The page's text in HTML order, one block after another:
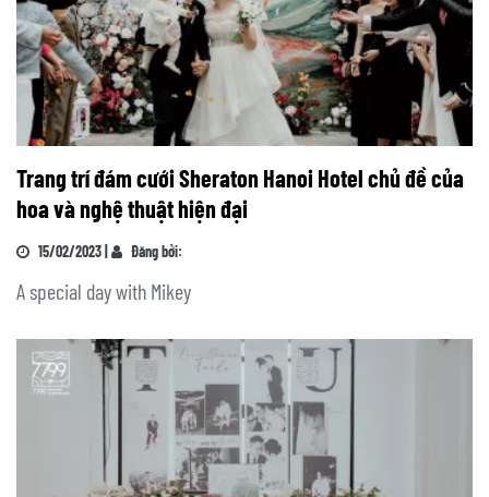
Trang trí đám cưới Sheraton Hanoi Hotel chủ đề của
hoa và nghệ thuật hiện đại
15/02/2023 | Đăng bởi:
A special day with Mikey